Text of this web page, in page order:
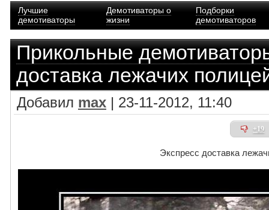
Лучшие
демотиваторы
Демотиваторы о
жизни
Подборки
демотиваторов
Прикольные
доставка лежачих
Добавил max | 23-11-2012, 11:40
+19
Экспресс доставка